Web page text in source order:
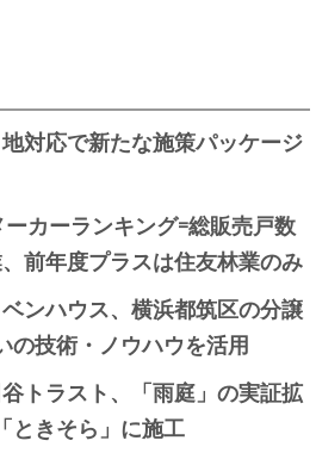
対応で新たな施策パッケージ
カーランキング=総販売戸数
前年度プラスは住友林業のみ
ンハウス、横浜都筑区の分譲
の技術・ノウハウを活用
トラスト、「雨庭」の実証拡
ときそら」に施工